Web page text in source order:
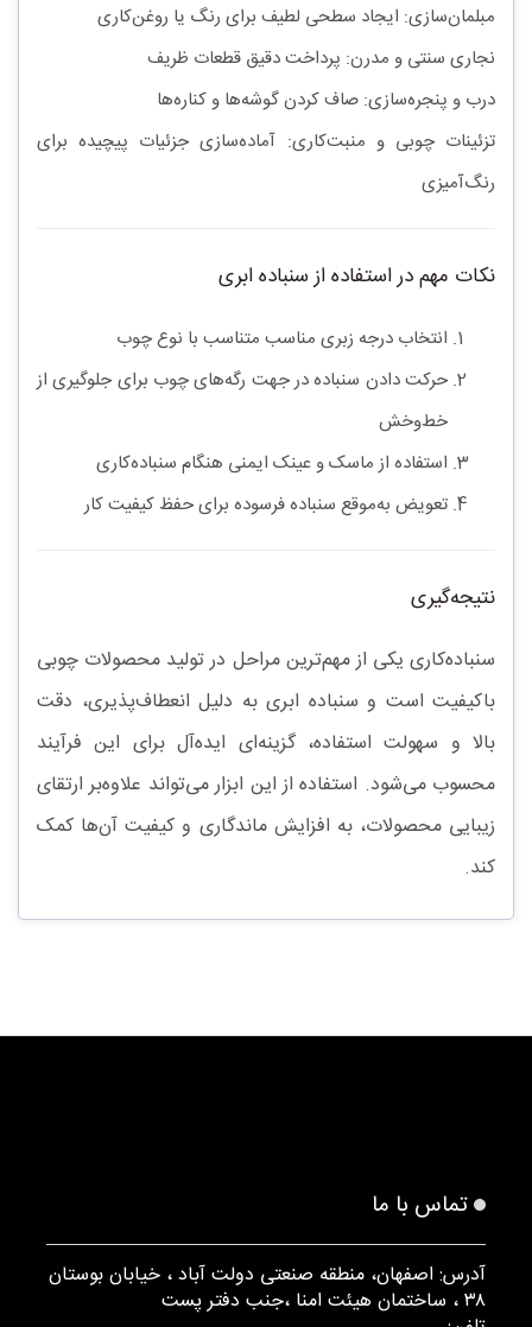
مبلمان‌سازی: ایجاد سطحی لطیف برای رنگ یا روغن‌کاری
نجاری سنتی و مدرن: پرداخت دقیق قطعات ظریف
درب و پنجره‌سازی: صاف کردن گوشه‌ها و کناره‌ها
تزئینات چوبی و منبت‌کاری: آماده‌سازی جزئیات پیچیده برای
رنگ‌آمیزی
نکات مهم در استفاده از سنباده ابری
انتخاب درجه زبری مناسب متناسب با نوع چوب
حرکت دادن سنباده در جهت رگه‌های چوب برای جلوگیری از
خط‌وخش
استفاده ازماسک و عینک ایمنی هنگام سنباده‌کاری
تعویض به‌موقع سنباده فرسوده برای حفظ کیفیت کار
نتیجه‌گیری
سنباده‌کاری یکی از مهم‌ترین مراحل در تولید محصولات چوبی
باکیفیت است و سنباده ابری به دلیل انعطاف‌پذیری، دقت
بالا و سهولت استفاده، گزینه‌ای ایده‌آل برای این فرآیند
محسوب می‌شود. استفاده از این ابزار می‌تواند علاوه‌بر ارتقای
زیبایی محصولات، به افزایش ماندگاری و کیفیت آن‌ها کمک
کند.
تماس با ما
آدرس: اصفهان، منطقه صنعتی دولت آباد ، خیابان بوستان
۳۸ ، ساختمان هیئت امنا ،جنب دفتر پست